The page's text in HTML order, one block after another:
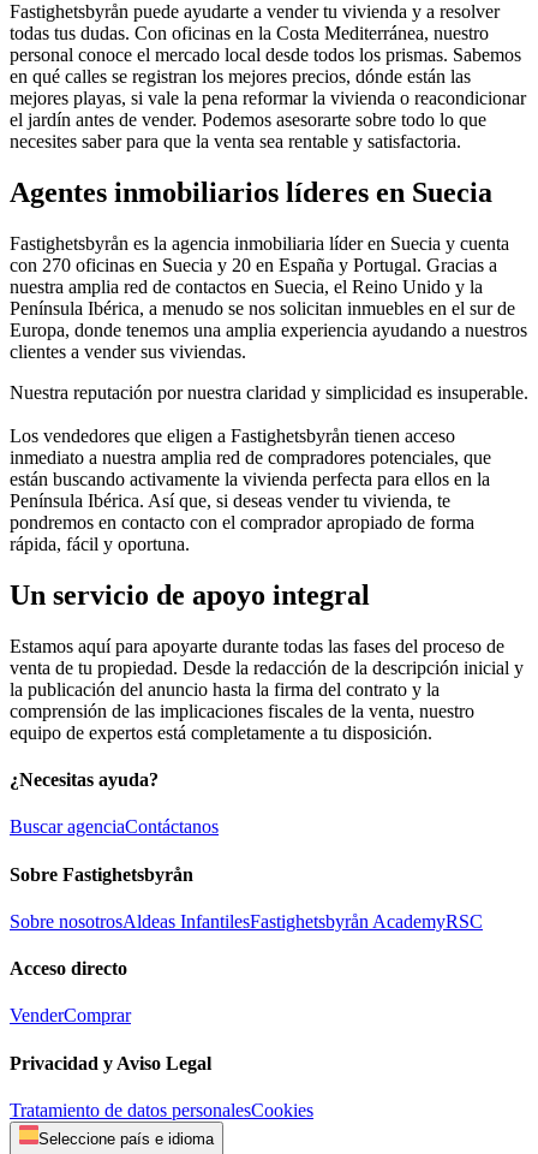
Fastighetsbyrån puede ayudarte a vender tu vivienda y a resolver
todas tus dudas. Con oficinas en la Costa Mediterránea, nuestro
personal conoce el mercado local desde todos los prismas. Sabemos
en qué calles se registran los mejores precios, dónde están las
mejores playas, si vale la pena reformar la vivienda o reacondicionar
el jardín antes de vender. Podemos asesorarte sobre todo lo que
necesites saber para que la venta sea rentable y satisfactoria.
Agentes inmobiliarios líderes en Suecia
Fastighetsbyrån es la agencia inmobiliaria líder en Suecia y cuenta
con 270 oficinas en Suecia y 20 en España y Portugal. Gracias a
nuestra amplia red de contactos en Suecia, el Reino Unido y la
Península Ibérica, a menudo se nos solicitan inmuebles en el sur de
Europa, donde tenemos una amplia experiencia ayudando a nuestros
clientes a vender sus viviendas.
Nuestra reputación por nuestra claridad y simplicidad es insuperable.
Los vendedores que eligen a Fastighetsbyrån tienen acceso
inmediato a nuestra amplia red de compradores potenciales, que
están buscando activamente la vivienda perfecta para ellos en la
Península Ibérica. Así que, si deseas vender tu vivienda, te
pondremos en contacto con el comprador apropiado de forma
rápida, fácil y oportuna.
Un servicio de apoyo integral
Estamos aquí para apoyarte durante todas las fases del proceso de
venta de tu propiedad. Desde la redacción de la descripción inicial y
la publicación del anuncio hasta la firma del contrato y la
comprensión de las implicaciones fiscales de la venta, nuestro
equipo de expertos está completamente a tu disposición.
¿Necesitas ayuda?
Buscar agenciaContáctanos
Sobre Fastighetsbyrån
Sobre nosotrosAldeas InfantilesFastighetsbyrån AcademyRSC
Acceso directo
VenderComprar
Privacidad y Aviso Legal
Tratamiento de datos personalesCookies
Seleccione país e idioma